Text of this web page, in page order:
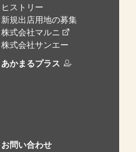
ヒストリー
新規出店用地の募集
株式会社マルニ
株式会社サンエー
あかまるプラス
お問い合わせ